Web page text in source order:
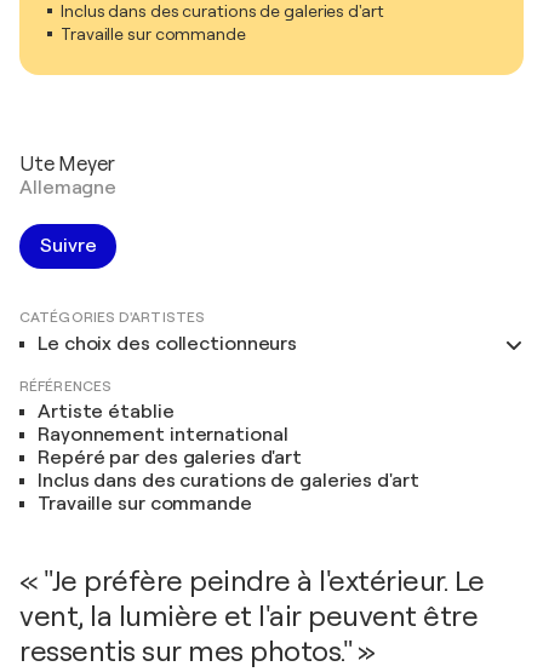
Inclus dans des curations de galeries d'art
Travaille sur commande
Ute Meyer
Allemagne
Suivre
CATÉGORIES D'ARTISTES
Le choix des collectionneurs
RÉFÉRENCES
Artiste établie
Rayonnement international
Repéré par des galeries d'art
Inclus dans des curations de galeries d'art
Travaille sur commande
« "Je préfère peindre à l'extérieur. Le
vent, la lumière et l'air peuvent être
ressentis sur mes photos." »